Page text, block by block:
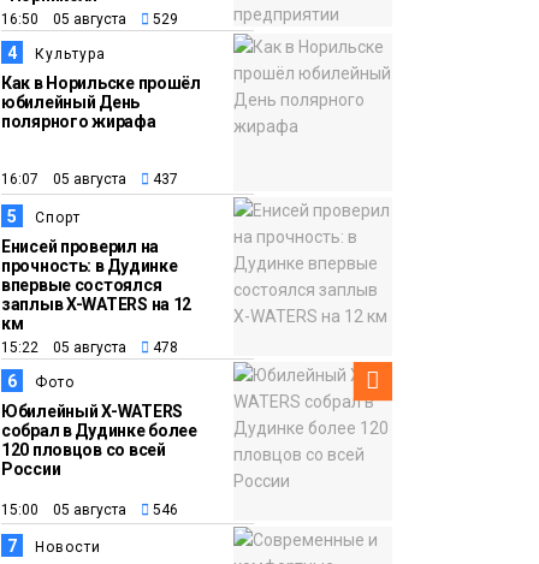
12:32
Общество
Торжественная
церемония
бракосочетания снова
прошла в «Башне»
16:50 05 августа 529
4 Культура
Как в Норильске прошёл
юбилейный День
полярного жирафа
16:07 05 августа 437
5 Спорт
Енисей проверил на
прочность: в Дудинке
впервые состоялся
заплыв X-WATERS на 12
км
15:22 05 августа 478
6 Фото
Юбилейный X-WATERS
собрал в Дудинке более
120 пловцов со всей
России
15:00 05 августа 546
7 Новости